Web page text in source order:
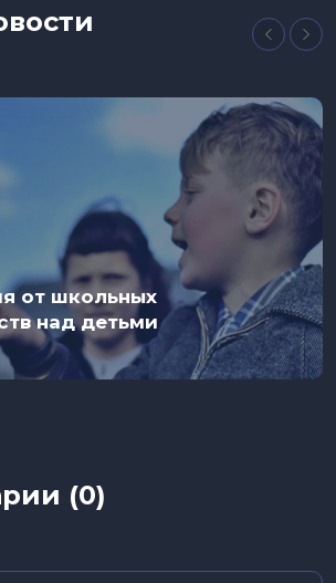
от школьных
над детьми
(0)